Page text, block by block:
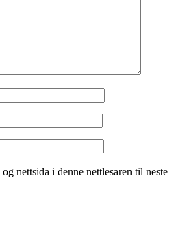
nettsida i denne nettlesaren til neste